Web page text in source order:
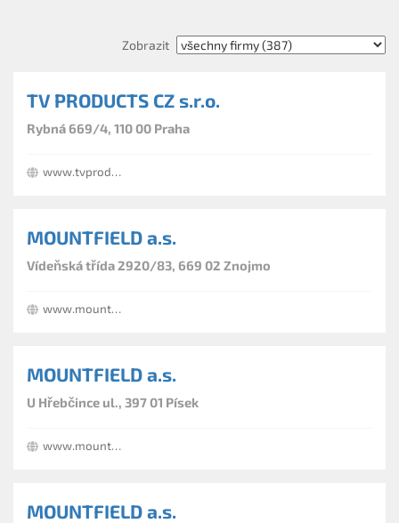
Zobrazit
TV PRODUCTS CZ s.r.o.
Rybná 669/4, 110 00 Praha
www.tvproducts.cz
MOUNTFIELD a.s.
Vídeňská třída 2920/83, 669 02 Znojmo
www.mountfield.cz
MOUNTFIELD a.s.
U Hřebčince ul., 397 01 Písek
www.mountfield.cz
MOUNTFIELD a.s.